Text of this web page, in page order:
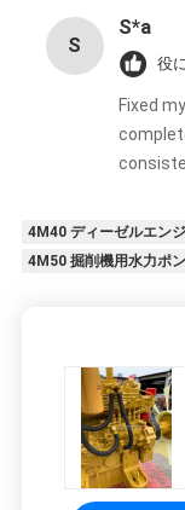
S
S*a
役
Fixed
4M40 ディーゼルエン
4M50 掘削機用水力ポ